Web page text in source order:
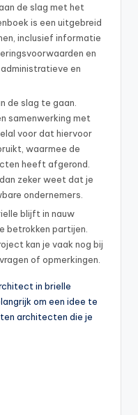
de slag met het
is een uitgebreid
inclusief informatie
en
en
de slag te gaan.
samenwerking met
voor dat hiervoor
waarmee de
heeft afgerond.
zeker weet dat je
ondernemers.
blijft in nauw
betrokken partijen.
kan je vaak nog bij
of opmerkingen.
in brielle
om een idee te
architecten die je